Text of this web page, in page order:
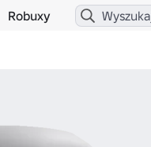
Robuxy